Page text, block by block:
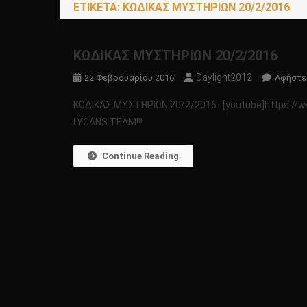
ΕΤΙΚΈΤΑ: ΚΩΔΙΚΑΣ ΜΥΣΤΗΡΙΩΝ 20/2/2016
ΚΩΔΙΚΑΣ ΜΥΣΤΗΡΙΩΝ 20/2/2016
22 Φεβρουαρίου 2016 Daylight2012 Αφήστε
ΚΩΔΙΚΑΣ ΜΥΣΤΗΡΙΩΝ 20/2/2016 [youtube]https://
LYCANS TEAM!!!
Continue Reading